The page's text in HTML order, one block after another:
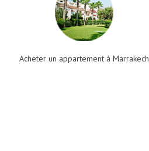
Acheter un appartement à Marrakech